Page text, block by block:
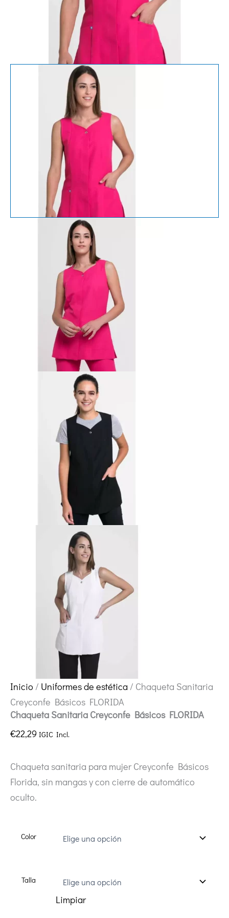
Inicio / Uniformes de estética / Chaqueta Sanitaria
Creyconfe Básicos FLORIDA
Chaqueta Sanitaria Creyconfe Básicos FLORIDA
€22,29 IGIC Incl.
Chaqueta sanitaria para mujer Creyconfe Básicos
Florida, sin mangas y con cierre de automático
oculto.
Color
Talla
Limpiar